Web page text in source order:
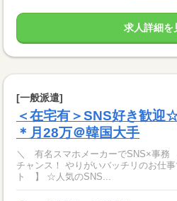
求人詳細を
[一般派遣]
＜在宅有＞SNS好き歓
＊月28万＠韓国大手
＼ 有名スマホメーカーでSNS×事務
チャンス！ やりがいバッチリのお仕事です♪ 【 魅
ト 】 ☆人気のSNS...